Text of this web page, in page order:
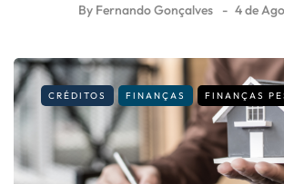
By Fernando Gonçalves 4 de
CRÉDITOS FINANÇAS FINANÇAS